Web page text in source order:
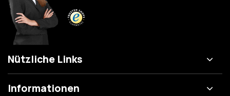
Nützliche Links
Informationen